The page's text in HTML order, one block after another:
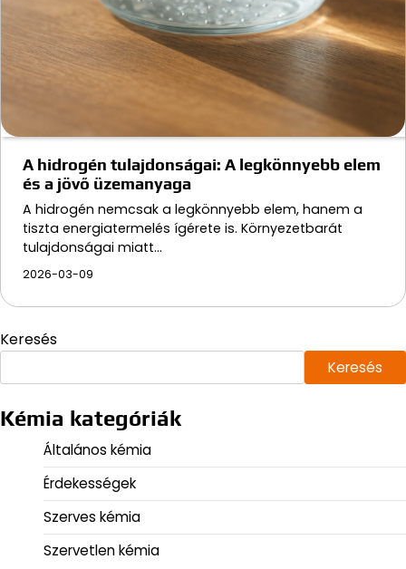
A hidrogén tulajdonságai: A legkönnyebb elem
és a jövő üzemanyaga
A hidrogén nemcsak a legkönnyebb elem, hanem a
tiszta energiatermelés ígérete is. Környezetbarát
tulajdonságai miatt…
2026-03-09
Keresés
Keresés
Kémia kategóriák
Általános kémia
Érdekességek
Szerves kémia
Szervetlen kémia